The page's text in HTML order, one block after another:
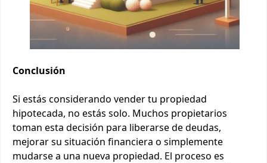
Conclusión
Si estás considerando vender tu propiedad
hipotecada, no estás solo. Muchos propietarios
toman esta decisión para liberarse de deudas,
mejorar su situación financiera o simplemente
mudarse a una nueva propiedad. El proceso es